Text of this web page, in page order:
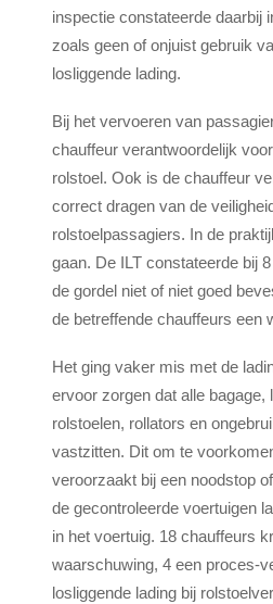
inspectie constateerde daarbij
zoals geen of onjuist gebruik
losliggende lading.
Bij het vervoeren van
chauffeur verantwoordelijk
rolstoel. Ook is de chauffeur
correct dragen van de
rolstoelpassagiers. In de
gaan. De ILT constateerde bij
de gordel niet of niet goed
de betreffende chauffeurs een
Het ging vaker mis met de
ervoor zorgen dat alle bagage,
rolstoelen, rollators en
vastzitten. Dit om te
veroorzaakt bij een noodstop
de gecontroleerde voertuigen
in het voertuig. 18 chauffeurs
waarschuwing, 4 een proces-
losliggende lading bij